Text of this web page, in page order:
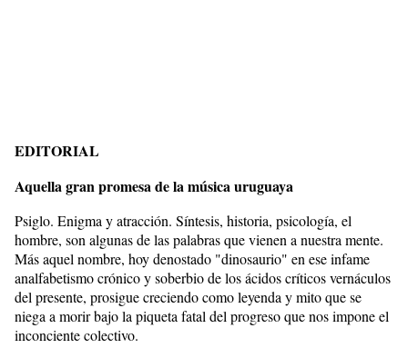
EDITORIAL
Aquella gran promesa de la música uruguaya
Psiglo. Enigma y atracción. Síntesis, historia, psicología, el
hombre, son algunas de las palabras que vienen a nuestra mente.
Más aquel nombre, hoy denostado "dinosaurio" en ese infame
analfabetismo crónico y soberbio de los ácidos críticos vernáculos
del presente, prosigue creciendo como leyenda y mito que se
niega a morir bajo la piqueta fatal del progreso que nos impone el
inconciente colectivo.